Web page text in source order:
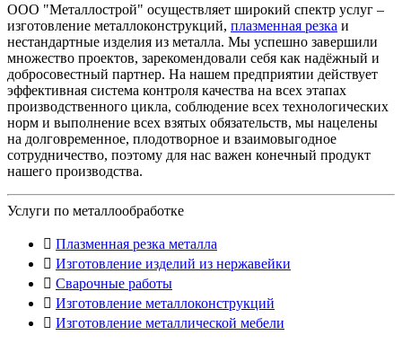
ООО "Металлострой" осуществляет широкий спектр услуг –
изготовление металлоконструкций, плазменная резка и
нестандартные изделия из металла. Мы успешно завершили
множество проектов, зарекомендовали себя как надёжный и
добросовестный партнер. На нашем предприятии действует
эффективная система контроля качества на всех этапах
производственного цикла, соблюдение всех технологических
норм и выполнение всех взятых обязательств, мы нацелены
на долговременное, плодотворное и взаимовыгодное
сотрудничество, поэтому для нас важен конечный продукт
нашего производства.
Услуги по металлообработке
Плазменная резка металла
Изготовление изделий из нержавейки
Сварочные работы
Изготовление металлоконструкций
Изготовление металлической мебели